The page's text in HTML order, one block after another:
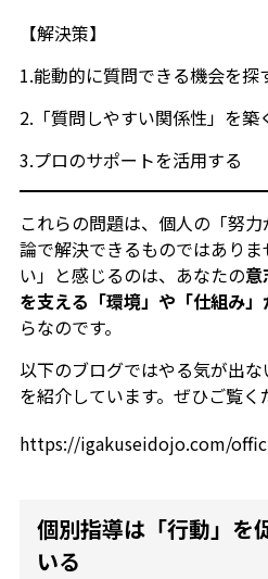
【解決策】
1.能動的に質問できる機会を探
2.「質問しやすい関係性」を築
3.プロのサポートを活用する
これらの問題は、個人の「努
論で解決できるものではあり
い」と感じるのは、あなたの意
を支える「環境」や「仕組み
らなのです。
以下のブログではやる気が出
を紹介しています。ぜひご覧く
https://igakuseidojo.com/
個別指導は「行動」を
いる